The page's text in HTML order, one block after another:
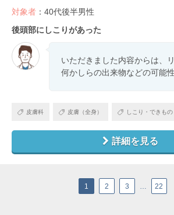
対象者 ：40代後半男性
後頭部にしこりがあった
いただきました内容からは、
何かしらの出来物などの可能
皮膚科 皮膚（全身） しこり・できも
詳細を見る
1 2 3 22